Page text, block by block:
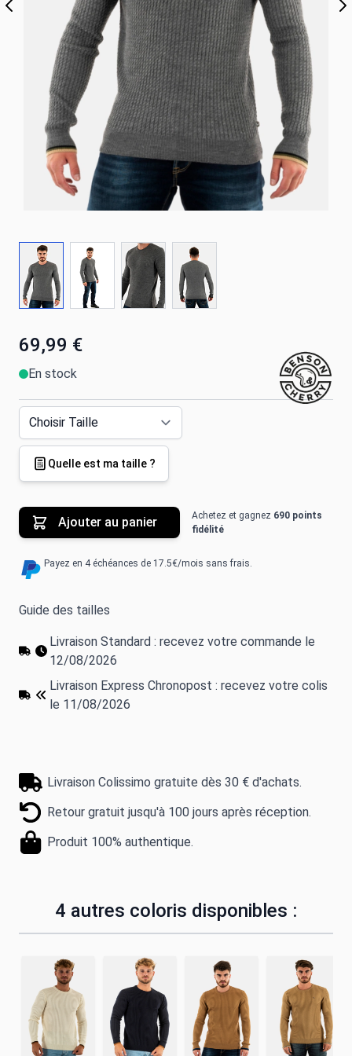
69,99 €
En stock
Quelle est ma taille ?
Ajouter au panier Achetez et gagnez 690 points
fidélité
Payez en 4 échéances de 17.5€/mois sans frais.
Guide des tailles
Livraison Standard : recevez votre commande le
12/08/2026
Livraison Express Chronopost : recevez votre colis
le 11/08/2026
Livraison Colissimo gratuite dès 30 € d'achats.
Retour gratuit jusqu'à 100 jours après réception.
Produit 100% authentique.
4 autres coloris disponibles :